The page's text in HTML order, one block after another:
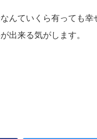
んていくら有っても幸
出来る気がします。